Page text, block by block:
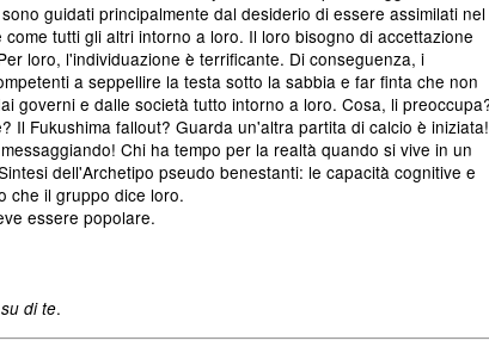
guidati principalmente dal desiderio di essere assimilati nel
tutti gli altri intorno a loro. Il loro bisogno di accettazione
loro, l'individuazione è terrificante. Di conseguenza, i
a seppellire la testa sotto la sabbia e far finta che non
governi e dalle società tutto intorno a loro. Cosa, li
Il Fukushima fallout? Guarda un'altra partita di calcio è iniziata!
Chi ha tempo per la realtà quando si vive in un
dell'Archetipo pseudo benestanti: le capacità cognitive e
che il gruppo dice loro.
essere popolare.
di te.